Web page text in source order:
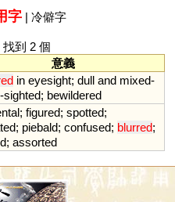
字| 冷僻字
找到 2 個
意義
in eyesight; dull and mixed-
-sighted; bewildered
; figured; spotted;
; piebald; confused; blurred;
; assorted